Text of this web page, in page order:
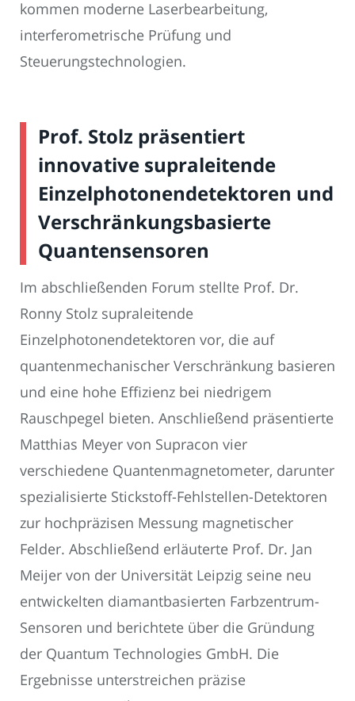
kommen moderne Laserbearbeitung,
interferometrische Prüfung und
Steuerungstechnologien.
Prof. Stolz präsentiert
innovative supraleitende
Einzelphotonendetektoren und
Verschränkungsbasierte
Quantensensoren
Im abschließenden Forum stellte Prof. Dr.
Ronny Stolz supraleitende
Einzelphotonendetektoren vor, die auf
quantenmechanischer Verschränkung basieren
und eine hohe Effizienz bei niedrigem
Rauschpegel bieten. Anschließend präsentierte
Matthias Meyer von Supracon vier
verschiedene Quantenmagnetometer, darunter
spezialisierte Stickstoff-Fehlstellen-Detektoren
zur hochpräzisen Messung magnetischer
Felder. Abschließend erläuterte Prof. Dr. Jan
Meijer von der Universität Leipzig seine neu
entwickelten diamantbasierten Farbzentrum-
Sensoren und berichtete über die Gründung
der Quantum Technologies GmbH. Die
Ergebnisse unterstreichen präzise